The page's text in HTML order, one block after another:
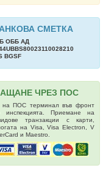
СМЕТКА
OББ АД
BGSF
ЧРЕЗ ПОС
на ПОС терминал във фронт
Приемане на
транзакции с карти,
на Visa, Visa Electron, V
и Maestro.